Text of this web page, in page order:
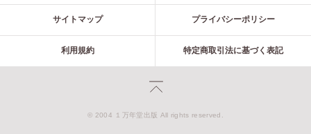
サイトマップ プライバシーポリシー
利用規約 特定商取引法に基づく表記
© 2004 １万年堂出版 All rights reserved.